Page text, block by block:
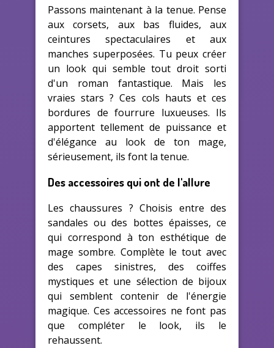
Passons maintenant à la tenue. Pense
aux corsets, aux bas fluides, aux
ceintures spectaculaires et aux
manches superposées. Tu peux créer
un look qui semble tout droit sorti
d'un roman fantastique. Mais les
vraies stars ? Ces cols hauts et ces
bordures de fourrure luxueuses. Ils
apportent tellement de puissance et
d'élégance au look de ton mage,
sérieusement, ils font la tenue.
Des accessoires qui ont de l'allure
Les chaussures ? Choisis entre des
sandales ou des bottes épaisses, ce
qui correspond à ton esthétique de
mage sombre. Complète le tout avec
des capes sinistres, des coiffes
mystiques et une sélection de bijoux
qui semblent contenir de l'énergie
magique. Ces accessoires ne font pas
que compléter le look, ils le
rehaussent.